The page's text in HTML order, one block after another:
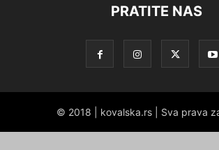
PRATITE NAS
© 2018 | kovalska.rs | Sva prava